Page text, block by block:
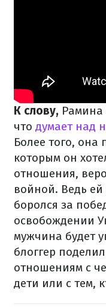
К слову, Рамина
что думает над
Более того, она
которым он
отношения,
войной. Ведь
боролся за
освобождении
мужчина будет
блоггер
отношениям с
дети или с тем,